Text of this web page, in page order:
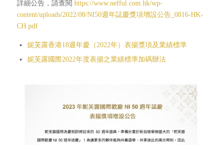
詳細公告，請查閱 https://www.nefful.com.hk/wp-
content/uploads/2022/08/NI50週年誌慶獎項增設公告_0816-HK-
CH.pdf
妮芙露香港18週年慶（2022年）表揚獎項及業績標準
妮芙露國際2022年度表揚之業績標準加碼辦法